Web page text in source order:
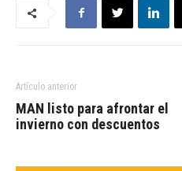
Artículo anterior
MAN listo para afrontar el
invierno con descuentos